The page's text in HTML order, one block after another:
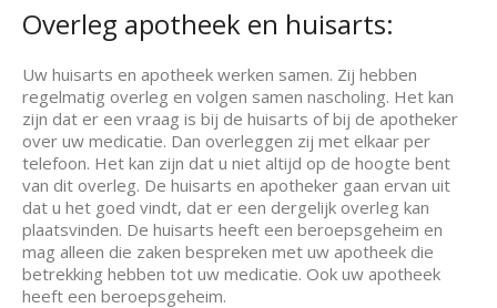
Overleg apotheek en huisarts:
Uw huisarts en apotheek werken samen. Zij hebben
regelmatig overleg en volgen samen nascholing. Het kan
zijn dat er een vraag is bij de huisarts of bij de apotheker
over uw medicatie. Dan overleggen zij met elkaar per
telefoon. Het kan zijn dat u niet altijd op de hoogte bent
van dit overleg. De huisarts en apotheker gaan ervan uit
dat u het goed vindt, dat er een dergelijk overleg kan
plaatsvinden. De huisarts heeft een beroepsgeheim en
mag alleen die zaken bespreken met uw apotheek die
betrekking hebben tot uw medicatie. Ook uw apotheek
heeft een beroepsgeheim.